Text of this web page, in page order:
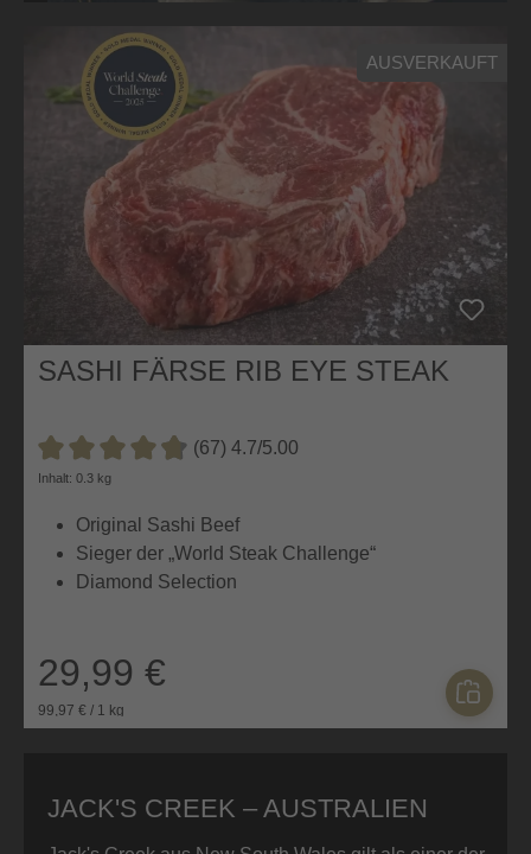
Produktgalerie überspringen
AUSVERKAUFT
SASHI FÄRSE RIB EYE STEAK
Durchschnittliche Bewertung von 4.7 von 5 Sternen
(67) 4.7/5.00
Inhalt: 0.3 kg
Original Sashi Beef
Sieger der „World Steak Challenge“
Diamond Selection
29,99 €
99,97 € / 1 kg
JACK'S CREEK – AUSTRALIEN